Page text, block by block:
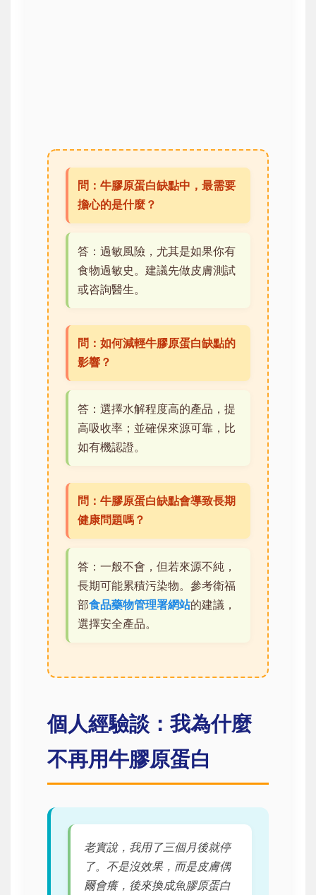
問：牛膠原蛋白缺點中，最需要
擔心的是什麼？
答：過敏風險，尤其是如果你有
食物過敏史。建議先做皮膚測試
或咨詢醫生。
問：如何減輕牛膠原蛋白缺點的
影響？
答：選擇水解程度高的產品，提
高吸收率；並確保來源可靠，比
如有機認證。
問：牛膠原蛋白缺點會導致長期
健康問題嗎？
答：一般不會，但若來源不純，
長期可能累積污染物。參考衛福
部食品藥物管理署網站的建議，
選擇安全產品。
個人經驗談：我為什麼
不再用牛膠原蛋白
老實說，我用了三個月後就停
了。不是沒效果，而是皮膚偶
爾會癢，後來換成魚膠原蛋白